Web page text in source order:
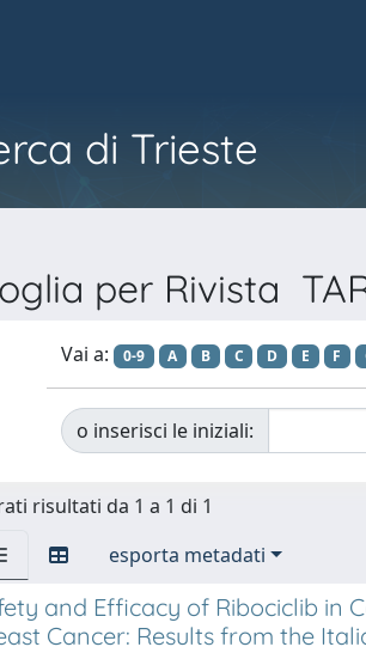
di Trieste
per Rivista
Vai a: 0-9 A B C D E F
o inserisci le iniziali:
risultati da 1 a 1 di 1
esporta metadati
and Efficacy of Ribociclib in
Cancer: Results from the